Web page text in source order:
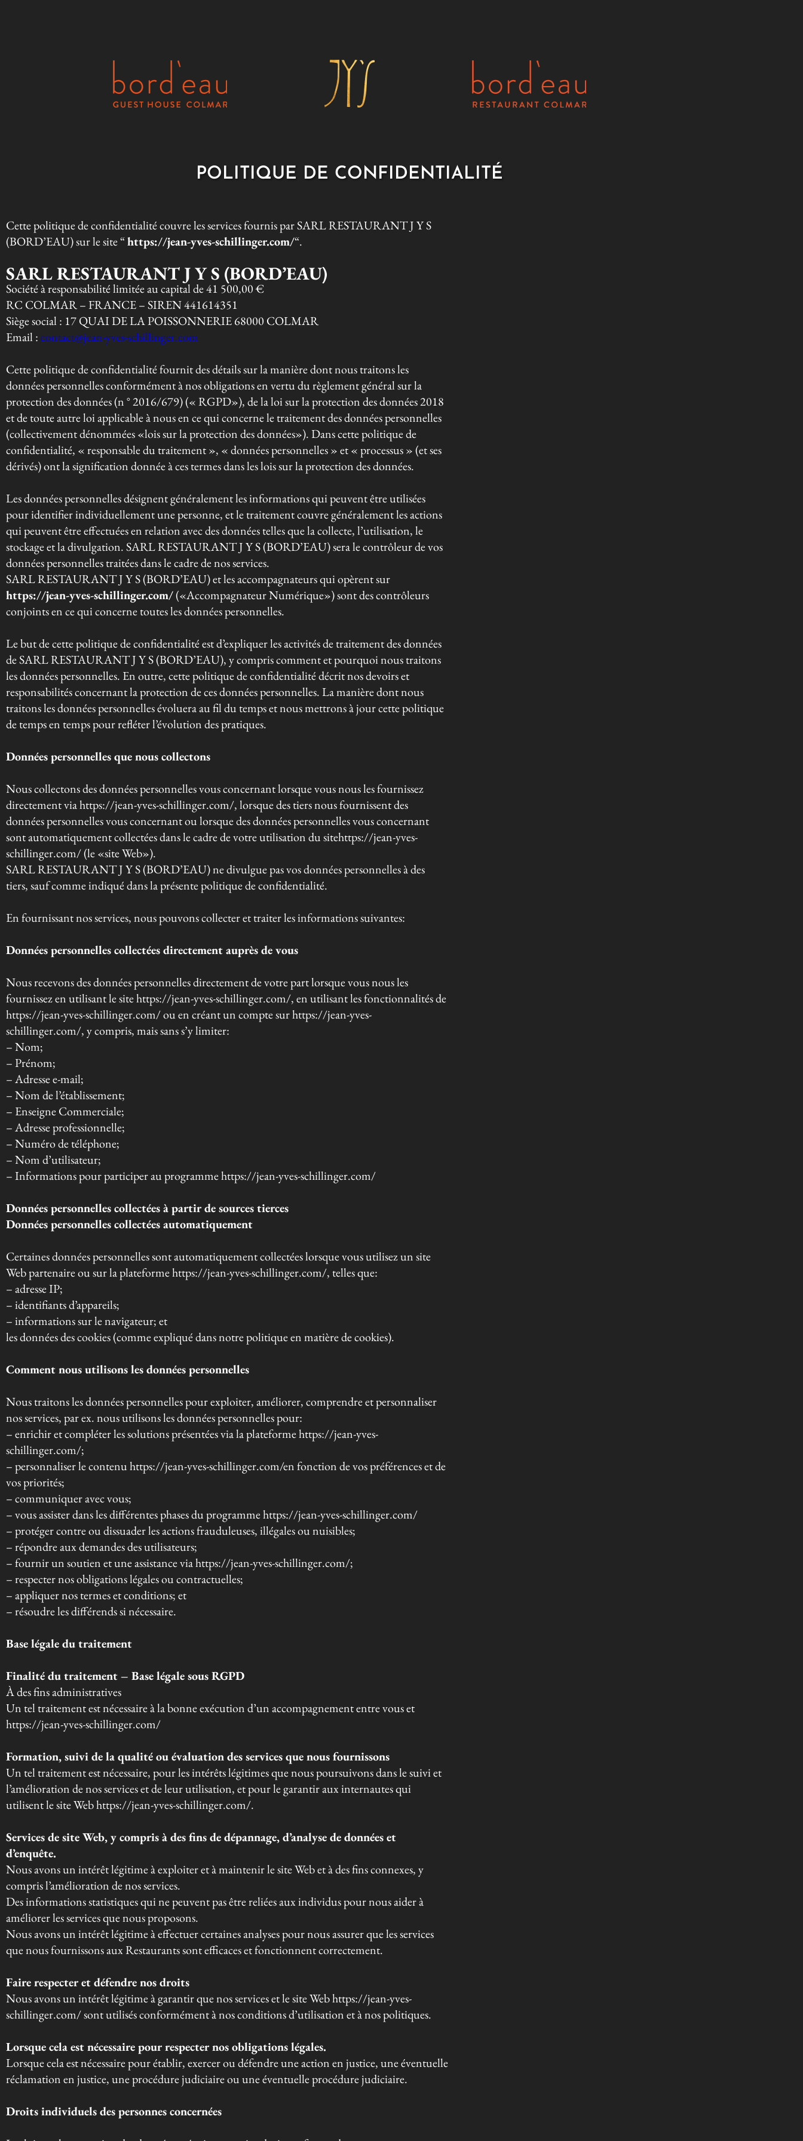
POLITIQUE DE CONFIDENTIALITÉ
Cette politique de confidentialité couvre les services fournis par SARL RESTAURANT J Y S
(BORD’EAU) sur le site “https://jean-yves-schillinger.com/“.
SARL RESTAURANT J Y S (BORD’EAU)
Société à responsabilité limitée au capital de 41 500,00 €
RC COLMAR – FRANCE – SIREN 441614351
Siège social : 17 QUAI DE LA POISSONNERIE 68000 COLMAR
Email :contact@jean-yves-schillinger.com
Cette politique de confidentialité fournit des détails sur la manière dont nous traitons les
données personnelles conformément à nos obligations en vertu du règlement général sur la
protection des données (n ° 2016/679) (« RGPD»), de la loi sur la protection des données 2018
et de toute autre loi applicable à nous en ce qui concerne le traitement des données personnelles
(collectivement dénommées «lois sur la protection des données»). Dans cette politique de
confidentialité, « responsable du traitement », « données personnelles » et « processus » (et ses
dérivés) ont la signification donnée à ces termes dans les lois sur la protection des données.
Les données personnelles désignent généralement les informations qui peuvent être utilisées
pour identifier individuellement une personne, et le traitement couvre généralement les actions
qui peuvent être effectuées en relation avec des données telles que la collecte, l’utilisation, le
stockage et la divulgation. SARL RESTAURANT J Y S (BORD’EAU) sera le contrôleur de vos
données personnelles traitées dans le cadre de nos services.
SARL RESTAURANT J Y S (BORD’EAU) et les accompagnateurs qui opèrent sur
https://jean-yves-schillinger.com/(«Accompagnateur Numérique») sont des contrôleurs
conjoints en ce qui concerne toutes les données personnelles.
Le but de cette politique de confidentialité est d’expliquer les activités de traitement des données
de SARL RESTAURANT J Y S (BORD’EAU), y compris comment et pourquoi nous traitons
les données personnelles. En outre, cette politique de confidentialité décrit nos devoirs et
responsabilités concernant la protection de ces données personnelles. La manière dont nous
traitons les données personnelles évoluera au fil du temps et nous mettrons à jour cette politique
de temps en temps pour refléter l’évolution des pratiques.
Données personnelles que nous collectons
Nous collectons des données personnelles vous concernant lorsque vous nous les fournissez
directement via https://jean-yves-schillinger.com/, lorsque des tiers nous fournissent des
données personnelles vous concernant ou lorsque des données personnelles vous concernant
sont automatiquement collectées dans le cadre de votre utilisation du sitehttps://jean-yves-
schillinger.com/ (le «site Web»).
SARL RESTAURANT J Y S (BORD’EAU) ne divulgue pas vos données personnelles à des
tiers, sauf comme indiqué dans la présente politique de confidentialité.
En fournissant nos services, nous pouvons collecter et traiter les informations suivantes:
Données personnelles collectées directement auprès de vous
Nous recevons des données personnelles directement de votre part lorsque vous nous les
fournissez en utilisant le site https://jean-yves-schillinger.com/, en utilisant les fonctionnalités de
https://jean-yves-schillinger.com/ ou en créant un compte sur https://jean-yves-
schillinger.com/, y compris, mais sans s’y limiter:
– Nom;
– Prénom;
– Adresse e-mail;
– Nom de l’établissement;
– Enseigne Commerciale;
– Adresse professionnelle;
– Numéro de téléphone;
– Nom d’utilisateur;
– Informations pour participer au programme https://jean-yves-schillinger.com/
Données personnelles collectées à partir de sources tierces
Données personnelles collectées automatiquement
Certaines données personnelles sont automatiquement collectées lorsque vous utilisez un site
Web partenaire ou sur la plateforme https://jean-yves-schillinger.com/, telles que:
– adresse IP;
– identifiants d’appareils;
– informations sur le navigateur; et
les données des cookies (comme expliqué dans notre politique en matière de cookies).
Comment nous utilisons les données personnelles
Nous traitons les données personnelles pour exploiter, améliorer, comprendre et personnaliser
nos services, par ex. nous utilisons les données personnelles pour:
– enrichir et compléter les solutions présentées via la plateforme https://jean-yves-
schillinger.com/;
– personnaliser le contenu https://jean-yves-schillinger.com/en fonction de vos préférences et de
vos priorités;
– communiquer avec vous;
– vous assister dans les différentes phases du programme https://jean-yves-schillinger.com/
– protéger contre ou dissuader les actions frauduleuses, illégales ou nuisibles;
– répondre aux demandes des utilisateurs;
– fournir un soutien et une assistance via https://jean-yves-schillinger.com/;
– respecter nos obligations légales ou contractuelles;
– appliquer nos termes et conditions; et
– résoudre les différends si nécessaire.
Base légale du traitement
Finalité du traitement – Base légale sous RGPD
À des fins administratives
Un tel traitement est nécessaire à la bonne exécution d’un accompagnement entre vous et
https://jean-yves-schillinger.com/
Formation, suivi de la qualité ou évaluation des services que nous fournissons
Un tel traitement est nécessaire, pour les intérêts légitimes que nous poursuivons dans le suivi et
l’amélioration de nos services et de leur utilisation, et pour le garantir aux internautes qui
utilisent le site Web https://jean-yves-schillinger.com/.
Services de site Web, y compris à des fins de dépannage, d’analyse de données et
d’enquête.
Nous avons un intérêt légitime à exploiter et à maintenir le site Web et à des fins connexes, y
compris l’amélioration de nos services.
Des informations statistiques qui ne peuvent pas être reliées aux individus pour nous aider à
améliorer les services que nous proposons.
Nous avons un intérêt légitime à effectuer certaines analyses pour nous assurer que les services
que nous fournissons aux Restaurants sont efficaces et fonctionnent correctement.
Faire respecter et défendre nos droits
Nous avons un intérêt légitime à garantir que nos services et le site Web https://jean-yves-
schillinger.com/ sont utilisés conformément à nos conditions d’utilisation et à nos politiques.
Lorsque cela est nécessaire pour respecter nos obligations légales.
Lorsque cela est nécessaire pour établir, exercer ou défendre une action en justice, une éventuelle
réclamation en justice, une procédure judiciaire ou une éventuelle procédure judiciaire.
Droits individuels des personnes concernées